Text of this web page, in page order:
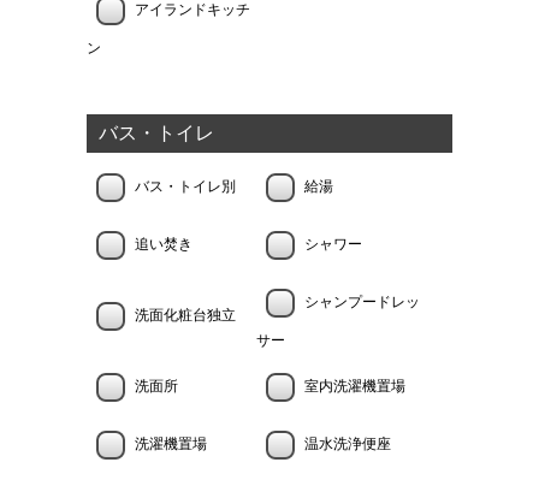
アイランドキッチ
ン
バス・トイレ
バス・トイレ別 給湯
追い焚き シャワー
洗面化粧台独立
シャンプードレッ
サー
洗面所 室内洗濯機置場
洗濯機置場 温水洗浄便座